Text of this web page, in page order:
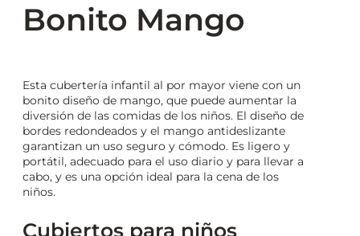
Bonito Mango
Esta cubertería infantil al por mayor viene con un
bonito diseño de mango, que puede aumentar la
diversión de las comidas de los niños. El diseño de
bordes redondeados y el mango antideslizante
garantizan un uso seguro y cómodo. Es ligero y
portátil, adecuado para el uso diario y para llevar a
cabo, y es una opción ideal para la cena de los
niños.
Cubiertos para niños